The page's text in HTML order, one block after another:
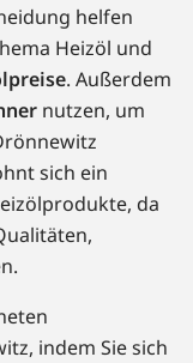
helfen
Heizöl und
. Außerdem
nutzen, um
sich ein
da
indem Sie sich